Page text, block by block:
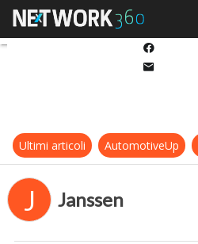
Ultimi articoli AutomotiveUp
J Janssen